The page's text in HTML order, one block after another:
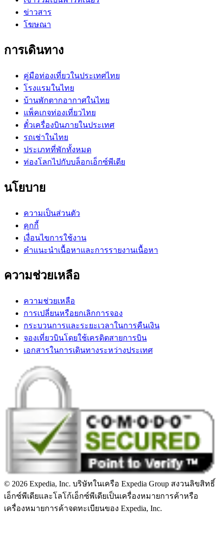
ข่าวสาร
โฆษณา
การเดินทาง
คู่มือท่องเที่ยวในประเทศไทย
โรงแรมในไทย
บ้านพักตากอากาศในไทย
แพ็คเกจท่องเที่ยวไทย
ตั๋วเครื่องบินภายในประเทศ
รถเช่าในไทย
ประเภทที่พักทั้งหมด
ท่องโลกไปกับบล็อกเอ็กซ์พีเดีย
นโยบาย
ความเป็นส่วนตัว
คุกกี้
เงื่อนไขการใช้งาน
คำแนะนำเนื้อหาและการรายงานเนื้อหา
ความช่วยเหลือ
ความช่วยเหลือ
การเปลี่ยนหรือยกเลิกการจอง
กระบวนการและระยะเวลาในการคืนเงิน
จองเที่ยวบินโดยใช้เครดิตสายการบิน
เอกสารในการเดินทางระหว่างประเทศ
© 2026 Expedia, Inc. บริษัทในเครือ Expedia Group สงวนลิขสิทธิ์
เอ็กซ์พีเดียและโลโก้เอ็กซ์พีเดียเป็นเครื่องหมายการค้าหรือ
เครื่องหมายการค้าจดทะเบียนของ Expedia, Inc.